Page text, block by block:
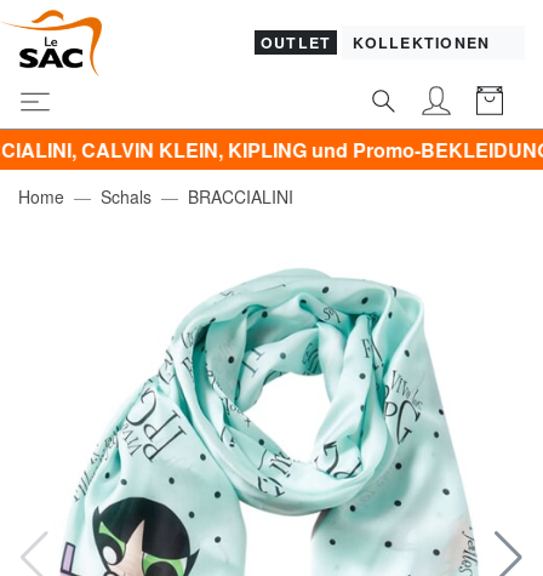
OUTLET KOLLEKTIONEN
KLEIN, KIPLING und Promo-BEKLEIDUNG -50% | -
Home Schals BRACCIALINI